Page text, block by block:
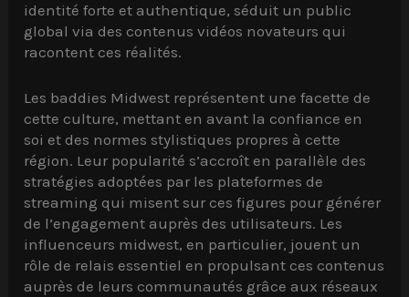
identité forte et authentique, séduit un public
global via des contenus vidéos novateurs qui
racontent ces réalités.
Les baddies Midwest représentent une facette de
cette culture, mettant en avant la confiance en
soi et des normes stylistiques propres à cette
région. Leur popularité s’accroît en parallèle des
stratégies adoptées par les plateformes de
streaming qui misent sur ces figures pour générer
de l’engagement auprès des utilisateurs. Les
influenceurs midwest, en particulier, jouent un
rôle de relais essentiel en propulsant ces contenus
auprès de leurs communautés grâce aux réseaux